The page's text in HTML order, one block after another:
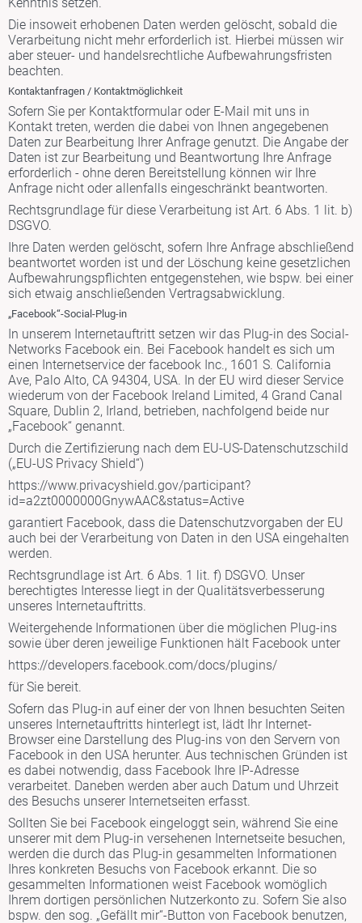
Die insoweit erhobenen Daten werden gelöscht, sobald die
Verarbeitung nicht mehr erforderlich ist. Hierbei müssen wir
aber steuer- und handelsrechtliche Aufbewahrungsfristen
beachten.
Kontaktanfragen / Kontaktmöglichkeit
Sofern Sie per Kontaktformular oder E-Mail mit uns in
Kontakt treten, werden die dabei von Ihnen angegebenen
Daten zur Bearbeitung Ihrer Anfrage genutzt. Die Angabe der
Daten ist zur Bearbeitung und Beantwortung Ihre Anfrage
erforderlich - ohne deren Bereitstellung können wir Ihre
Anfrage nicht oder allenfalls eingeschränkt beantworten.
Rechtsgrundlage für diese Verarbeitung ist Art. 6 Abs. 1 lit. b)
DSGVO.
Ihre Daten werden gelöscht, sofern Ihre Anfrage abschließend
beantwortet worden ist und der Löschung keine gesetzlichen
Aufbewahrungspflichten entgegenstehen, wie bspw. bei einer
sich etwaig anschließenden Vertragsabwicklung.
„Facebook“-Social-Plug-in
In unserem Internetauftritt setzen wir das Plug-in des Social-
Networks Facebook ein. Bei Facebook handelt es sich um
einen Internetservice der facebook Inc., 1601 S. California
Ave, Palo Alto, CA 94304, USA. In der EU wird dieser Service
wiederum von der Facebook Ireland Limited, 4 Grand Canal
Square, Dublin 2, Irland, betrieben, nachfolgend beide nur
„Facebook“ genannt.
Durch die Zertifizierung nach dem EU-US-Datenschutzschild
(„EU-US Privacy Shield“)
https://www.privacyshield.gov/participant?
id=a2zt0000000GnywAAC&status=Active
garantiert Facebook, dass die Datenschutzvorgaben der EU
auch bei der Verarbeitung von Daten in den USA eingehalten
werden.
Rechtsgrundlage ist Art. 6 Abs. 1 lit. f) DSGVO. Unser
berechtigtes Interesse liegt in der Qualitätsverbesserung
unseres Internetauftritts.
Weitergehende Informationen über die möglichen Plug-ins
sowie über deren jeweilige Funktionen hält Facebook unter
https://developers.facebook.com/docs/plugins/
für Sie bereit.
Sofern das Plug-in auf einer der von Ihnen besuchten Seiten
unseres Internetauftritts hinterlegt ist, lädt Ihr Internet-
Browser eine Darstellung des Plug-ins von den Servern von
Facebook in den USA herunter. Aus technischen Gründen ist
es dabei notwendig, dass Facebook Ihre IP-Adresse
verarbeitet. Daneben werden aber auch Datum und Uhrzeit
des Besuchs unserer Internetseiten erfasst.
Sollten Sie bei Facebook eingeloggt sein, während Sie eine
unserer mit dem Plug-in versehenen Internetseite besuchen,
werden die durch das Plug-in gesammelten Informationen
Ihres konkreten Besuchs von Facebook erkannt. Die so
gesammelten Informationen weist Facebook womöglich
Ihrem dortigen persönlichen Nutzerkonto zu. Sofern Sie also
bspw. den sog. „Gefällt mir“-Button von Facebook benutzen,